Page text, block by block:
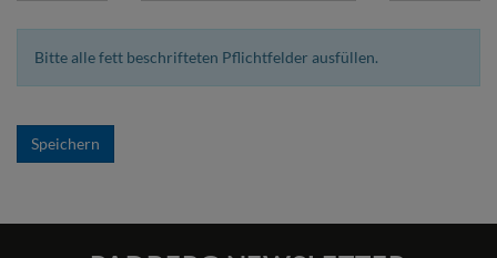
Bitte alle fett beschrifteten Pflichtfelder ausfüllen.
Speichern